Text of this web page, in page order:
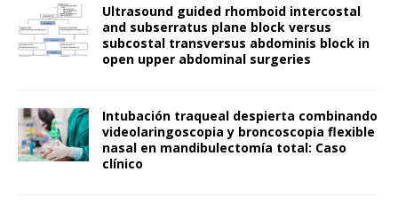
Ultrasound guided rhomboid intercostal
and subserratus plane block versus
subcostal transversus abdominis block in
open upper abdominal surgeries
Intubación traqueal despierta combinando
videolaringoscopia y broncoscopia flexible
nasal en mandibulectomía total: Caso
clínico